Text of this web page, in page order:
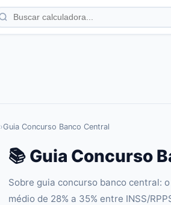
›Guia Concurso Banco Central
📚 Guia Concurso
Sobre guia concurso banco central:
médio de 28% a 35% entre INSS/